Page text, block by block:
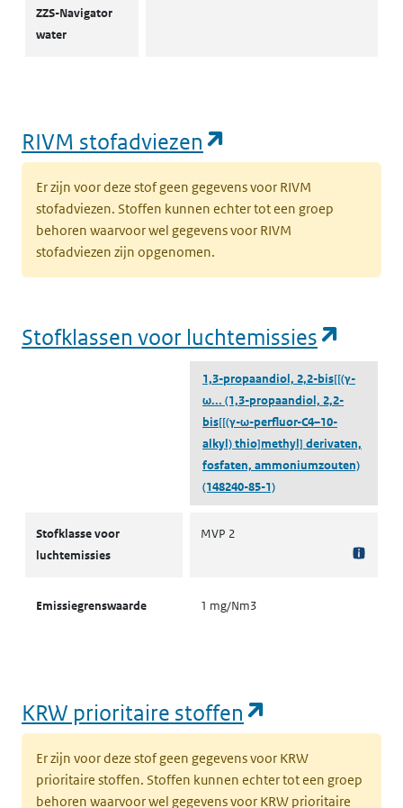
ZZS-Navigator
water
RIVM stofadviezen
Er zijn voor deze stof geen gegevens voor RIVM
stofadviezen. Stoffen kunnen echter tot een groep
behoren waarvoor wel gegevens voor RIVM
stofadviezen zijn opgenomen.
Stofklassen voor luchtemissies
1,3-propaandiol, 2,2-bis[[(γ-
ω... (1,3-propaandiol, 2,2-
bis[[(γ-ω-perfluor-C4–10-
alkyl) thio]methyl] derivaten,
fosfaten, ammoniumzouten)
(148240-85-1)
Stofklasse voor
luchtemissies
MVP 2
Emissiegrenswaarde 1 mg/Nm3
KRW prioritaire stoffen
Er zijn voor deze stof geen gegevens voor KRW
prioritaire stoffen. Stoffen kunnen echter tot een groep
behoren waarvoor wel gegevens voor KRW prioritaire